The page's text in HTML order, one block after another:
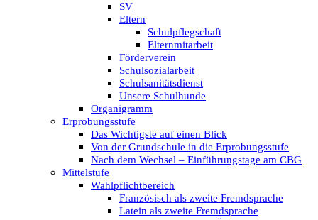
SV
Eltern
Schulpflegschaft
Elternmitarbeit
Förderverein
Schulsozialarbeit
Schulsanitätsdienst
Unsere Schulhunde
Organigramm
Erprobungsstufe
Das Wichtigste auf einen Blick
Von der Grundschule in die Erprobungsstufe
Nach dem Wechsel – Einführungstage am CBG
Mittelstufe
Wahlpflichtbereich
Französisch als zweite Fremdsprache
Latein als zweite Fremdsprache